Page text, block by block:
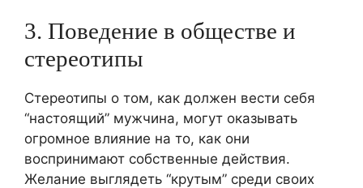
3. Поведение в обществе и
стереотипы
Стереотипы о том, как должен вести себя
“настоящий” мужчина, могут оказывать
огромное влияние на то, как они
воспринимают собственные действия.
Желание выглядеть “крутым” среди своих